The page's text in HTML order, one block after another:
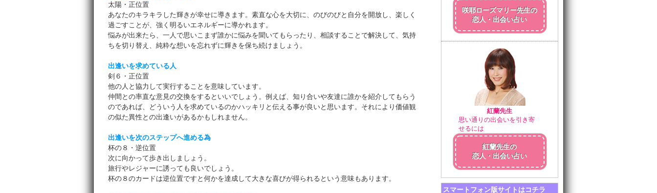
太陽・正位置
あなたのキラキラした輝きが幸せに導きます。素直な心を大切に、のびのびと自分を開放し、楽しく
過ごすことが、強く明るいエネルギーに導かれます。
悩みが出来たら、一人で思いこまず誰かに悩みを聞いてもらったり、相談することで解決して、気持
ちを切り替え、純粋な想いを忘れずに輝きを保ち続けましょう。
出逢いを求めている人
剣６・正位置
他の人と協力して実行することを意味しています。
仲間との率直な意見の交換をするといいでしょう。例えば、知り合いや友達に誰かを紹介してもらう
のであれば、どういう人を求めているのかハッキリと伝える事が良いと思います。それにより価値観
の似た異性との出逢いがあるかもしれません。
出逢いを次のステップへ進める為
杯の８・逆位置
次に向かって歩き出しましょう。
旅行やレジャーに誘っても良いでしょう。
杯の８のカードは逆位置ですと何かを達成して大きな喜びが得られるという意味もあります。
咲耶ローズマリー先生の
恋人・出会い占い
紅蘭先生
思い通りの出会いを引き寄
せるには
紅蘭先生の
恋人・出会い占い
スマートフォン版サイトはコチラ